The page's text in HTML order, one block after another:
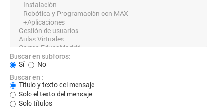
Buscar en subforos:
Sí
No
Buscar en :
Título y texto del mensaje
Solo el texto del mensaje
Solo títulos